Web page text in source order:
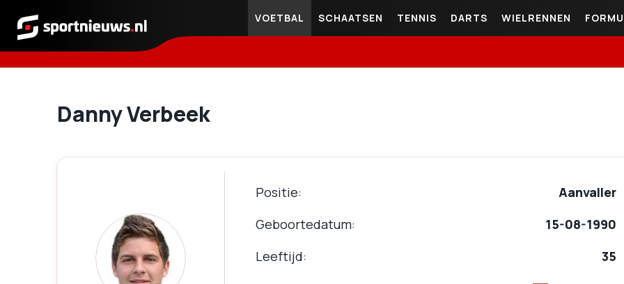
Sportnieuws.nl
VOETBAL SCHAATSEN TENNIS DARTS WIELRENNEN
Danny Verbeek
Positie
Aanvaller
Geboortedatum
15-08-1990
Leeftijd
35